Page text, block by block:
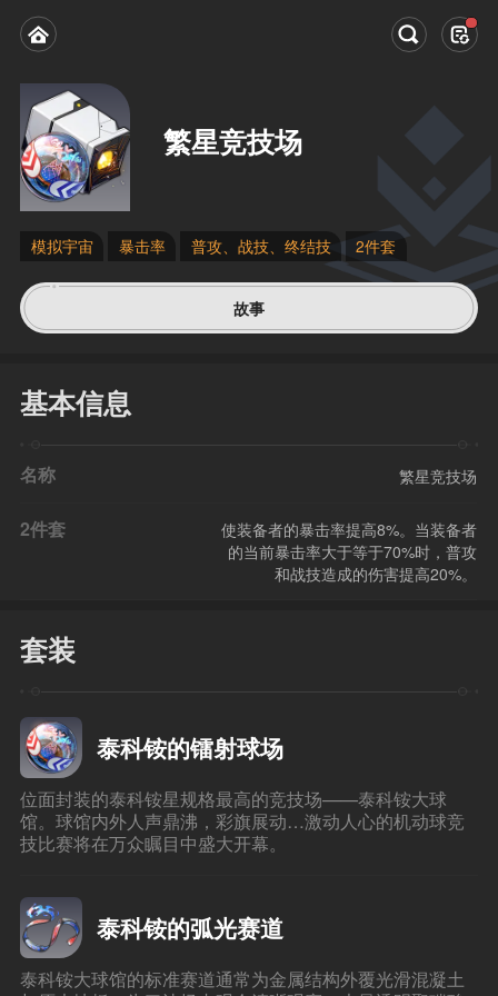
繁星竞技场
模拟宇宙 暴击率 普攻、战技、终结技 2件套
故事
基本信息
名称 繁星竞技场
2件套
使装备者的暴击率提高8%。当装备者
的当前暴击率大于等于70%时，普攻
和战技造成的伤害提高20%。
套装
泰科铵的镭射球场
位面封装的泰科铵星规格最高的竞技场——泰科铵大球
馆。球馆内外人声鼎沸，彩旗展动…激动人心的机动球竞
技比赛将在万众瞩目中盛大开幕。
泰科铵的弧光赛道
泰科铵大球馆的标准赛道通常为金属结构外覆光滑混凝土